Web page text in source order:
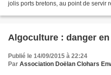
jolis ports bretons, au point de servir
Algoculture : danger
Publié le 14/09/2015 à 22:24
Par Association Doëlan Clohars